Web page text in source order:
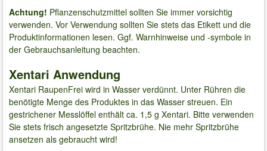
Achtung! Pflanzenschutzmittel sollten Sie immer vorsichtig
verwenden. Vor Verwendung sollten Sie stets das Etikett und die
Produktinformationen lesen. Ggf. Warnhinweise und -symbole in
der Gebrauchsanleitung beachten.
Xentari Anwendung
Xentari RaupenFrei wird in Wasser verdünnt. Unter Rühren die
benötigte Menge des Produktes in das Wasser streuen. Ein
gestrichener Messlöffel enthält ca. 1,5 g Xentari. Bitte verwenden
Sie stets frisch angesetzte Spritzbrühe. Nie mehr Spritzbrühe
ansetzen als gebraucht wird!